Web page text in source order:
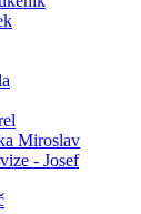
Miroslav
- Josef